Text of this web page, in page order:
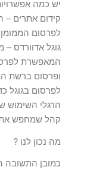
יש כמה
קידום אתרים –
לפרסום הממומן
גוגל אדוורדס
המאפשרת
ופרסום ברשת
לפרסום בגוגל
הרגלי השימוש
קהל שמחפש את
מה נכון לנו ?
כמובן